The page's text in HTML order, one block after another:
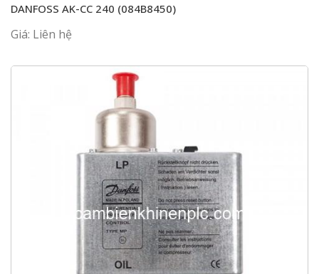
DANFOSS AK-CC 240 (084B8450)
Giá: Liên hệ